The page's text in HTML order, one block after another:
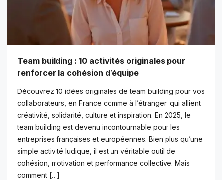
Team building : 10 activités originales pour
renforcer la cohésion d’équipe
Découvrez 10 idées originales de team building pour vos
collaborateurs, en France comme à l’étranger, qui allient
créativité, solidarité, culture et inspiration. En 2025, le
team building est devenu incontournable pour les
entreprises françaises et européennes. Bien plus qu’une
simple activité ludique, il est un véritable outil de
cohésion, motivation et performance collective. Mais
comment […]